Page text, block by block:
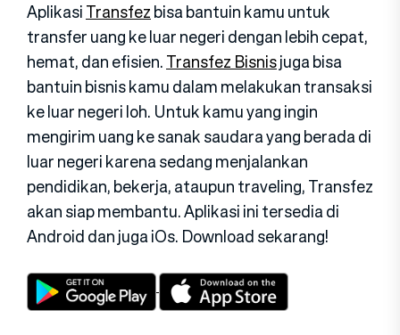
AplikasiTransfezbisa bantuin kamu untuk
transfer uang ke luar negeri dengan lebih cepat,
hemat, dan efisien.Transfez Bisnisjuga bisa
bantuin bisnis kamu dalam melakukan transaksi
ke luar negeri loh. Untuk kamu yang ingin
mengirim uang ke sanak saudara yang berada di
luar negeri karena sedang menjalankan
pendidikan, bekerja, ataupun traveling, Transfez
akan siap membantu. Aplikasi ini tersedia di
Android dan juga iOs. Download sekarang!